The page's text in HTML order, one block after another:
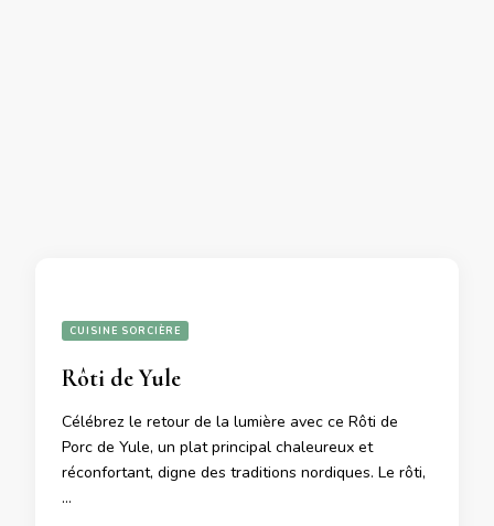
CUISINE SORCIÈRE
Rôti de Yule
Célébrez le retour de la lumière avec ce Rôti de
Porc de Yule, un plat principal chaleureux et
réconfortant, digne des traditions nordiques. Le rôti,
…